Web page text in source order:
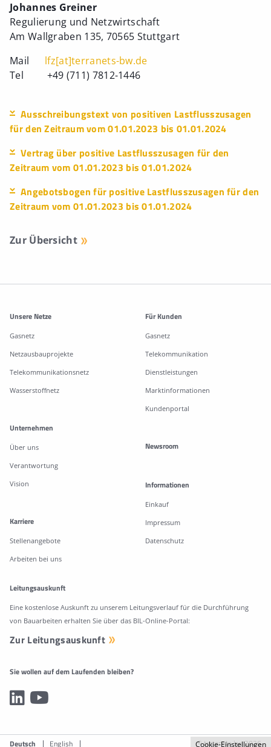
Johannes Greiner
Regulierung und Netzwirtschaft
Am Wallgraben 135, 70565 Stuttgart
Mail
lfz[at]terranets-bw.de
Tel +49 (711) 7812-1446
Ausschreibungstext von positiven Lastflusszusagen
für den Zeitraum vom 01.01.2023 bis 01.01.2024
Vertrag über positive Lastflusszusagen für den
Zeitraum vom 01.01.2023 bis 01.01.2024
Angebotsbogen für positive Lastflusszusagen für den
Zeitraum vom 01.01.2023 bis 01.01.2024
Zur Übersicht
Weitere Informationen
Unsere Netze
Gasnetz
Netzausbauprojekte
Telekommunikationsnetz
Wasserstoffnetz
Für Kunden
Gasnetz
Telekommunikation
Dienstleistungen
Marktinformationen
Kundenportal
Unternehmen
Über uns
Verantwortung
Vision
Karriere
Stellenangebote
Arbeiten bei uns
Newsroom
Informationen
Einkauf
Impressum
Datenschutz
Leitungsauskunft
Eine kostenlose Auskunft zu unserem Leitungsverlauf für die Durchführung
von Bauarbeiten erhalten Sie über das BIL-Online-Portal:
Zur Leitungsauskunft
Sie wollen auf dem Laufenden bleiben?
Deutsch English © terranets bw 2026
Cookie-Einstellungen